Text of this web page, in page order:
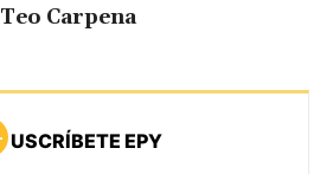
Teo Carpena
USCRÍBETE EPY